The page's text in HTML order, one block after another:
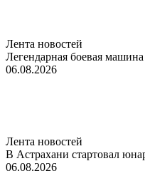
Лента новостей
Легендарная боевая
06.08.2026
Лента новостей
В Астрахани стартовал
06.08.2026